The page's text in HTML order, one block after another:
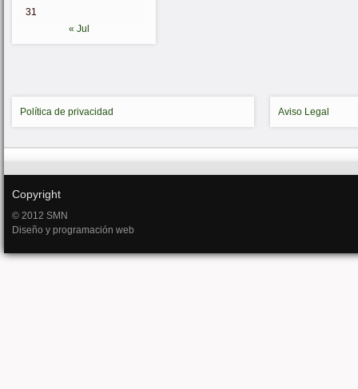
31
« Jul
Política de privacidad Aviso Legal
Copyright
© 2012 SMN
Diseño y programación web